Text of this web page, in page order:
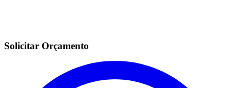
Solicitar Orçamento